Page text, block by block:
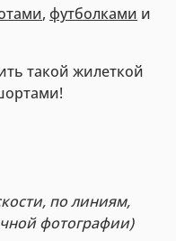
, футболками и
такой жилеткой
по линиям,
фотографии)